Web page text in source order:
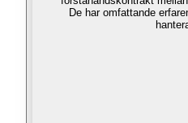
De har omfattande